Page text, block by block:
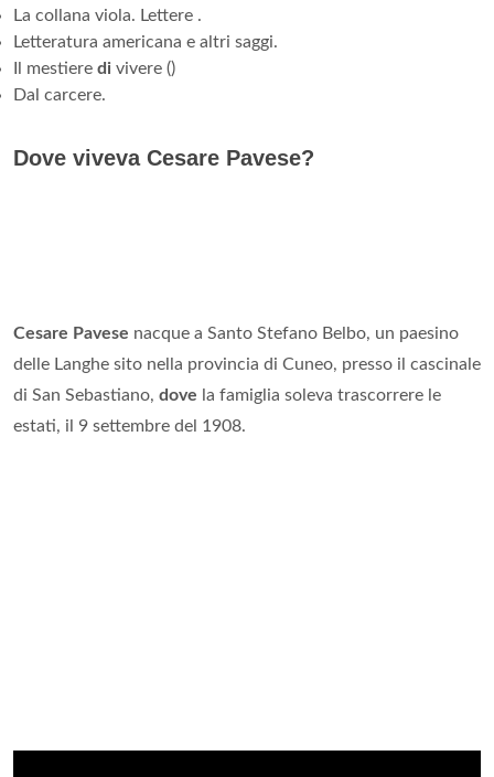
La collana viola. Lettere .
Letteratura americana e altri saggi.
Il mestiere di vivere ()
Dal carcere.
Dove viveva Cesare Pavese?
Cesare Pavese nacque a Santo Stefano Belbo, un paesino
delle Langhe sito nella provincia di Cuneo, presso il cascinale
di San Sebastiano, dove la famiglia soleva trascorrere le
estati, il 9 settembre del 1908.